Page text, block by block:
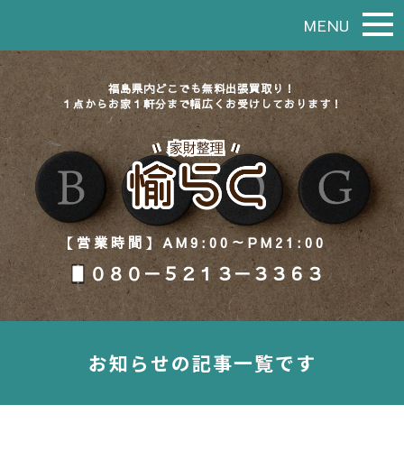
福島県内どこでも無料出張買取り！
１点からお家１軒分まで幅広くお受けしております！
【営業時間】AM9:00～PM21:00
０８０－５２１３－３３６３
MENU
お知らせの記事一覧です